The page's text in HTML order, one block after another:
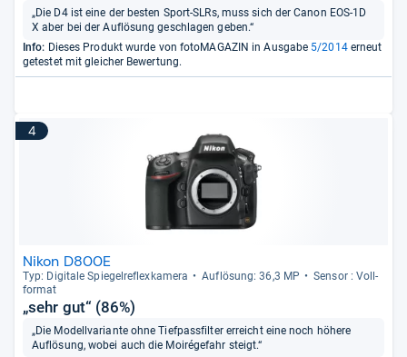
„Die D4 ist eine der besten Sport-SLRs, muss sich der Canon EOS-1D
X aber bei der Auflösung geschlagen geben.“
Info: Dieses Produkt wurde von fotoMAGAZIN in Ausgabe 5/2014erneut
getestet mit gleicher Bewertung.
4
Nikon D800E
Typ: Digi­tale Spie­gel­re­flex­ka­mera Auf­lö­sung: 36,3 MP
Sen­sor : Voll­
for­mat
„sehr gut“ (86%)
„Die Modellvariante ohne Tiefpassfilter erreicht eine noch höhere
Auflösung, wobei auch die Moirégefahr steigt.“